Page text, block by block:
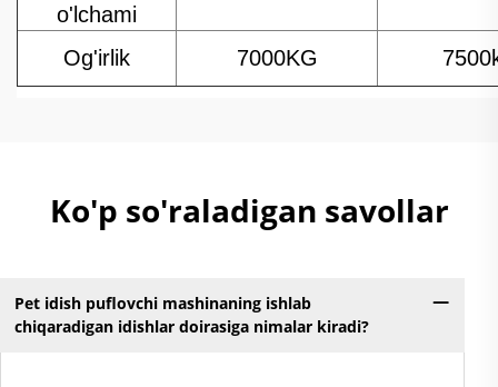
o'lchami
Og'irlik 7000KG
Ko'p so'raladigan savollar
Pet idish puflovchi mashinaning ishlab
chiqaradigan idishlar doirasiga nimalar kiradi?